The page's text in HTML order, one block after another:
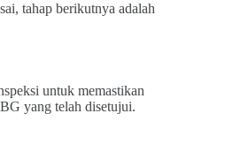
tahap berikutnya adalah
untuk memastikan
yang telah disetujui.